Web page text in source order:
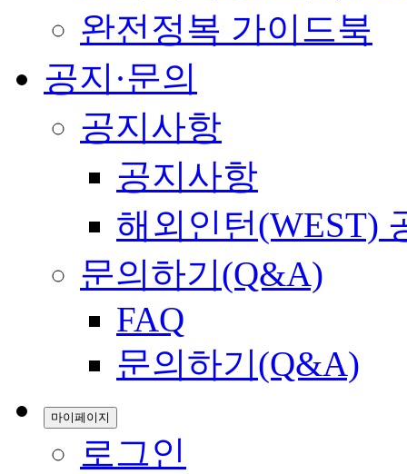
완전정복 가이드북
공지·문의
공지사항
공지사항
해외인턴(WEST)
문의하기(Q&A)
FAQ
문의하기(Q&A)
마이페이지
로그인